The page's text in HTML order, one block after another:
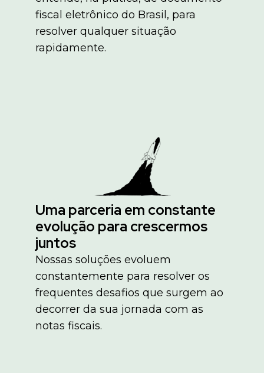
fiscal eletrônico do Brasil, para
resolver qualquer situação
rapidamente.
Uma parceria em constante
evolução para crescermos
juntos
Nossas soluções evoluem
constantemente para resolver os
frequentes desafios que surgem ao
decorrer da sua jornada com as
notas fiscais.